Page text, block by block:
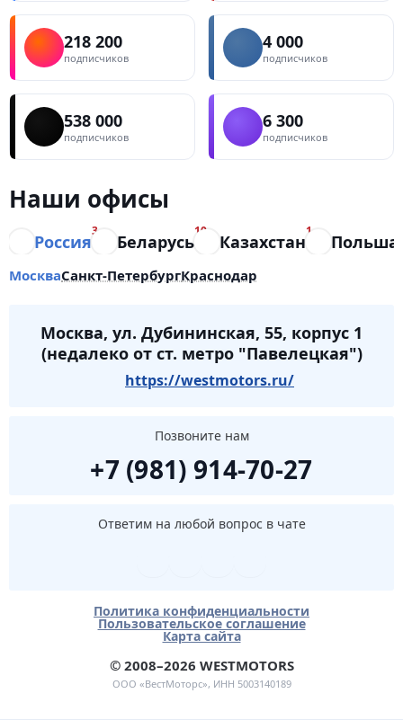
218 200
подписчиков
4 000
подписчиков
538 000
подписчиков
6 300
подписчиков
Наши офисы
Россия
3
Беларусь
10
Казахстан
1
Польша
МоскваСанкт-ПетербургКраснодар
Москва, ул. Дубининская, 55, корпус 1
(недалеко от ст. метро "Павелецкая")
https://westmotors.ru/
Позвоните нам
+7 (981) 914-70-27
Ответим на любой вопрос в чате
Политика конфиденциальности
Пользовательское соглашение
Карта сайта
© 2008–2026 WESTMOTORS
ООО «ВестМоторс», ИНН 5003140189